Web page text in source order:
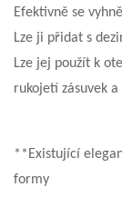
Efektivně se
Lze ji přidat s
Lze jej použít k
rukojetí zásuvek
**Existující
formy